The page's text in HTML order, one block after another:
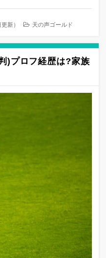
更新） 天の声ゴールド
)プロフ経歴は?家族